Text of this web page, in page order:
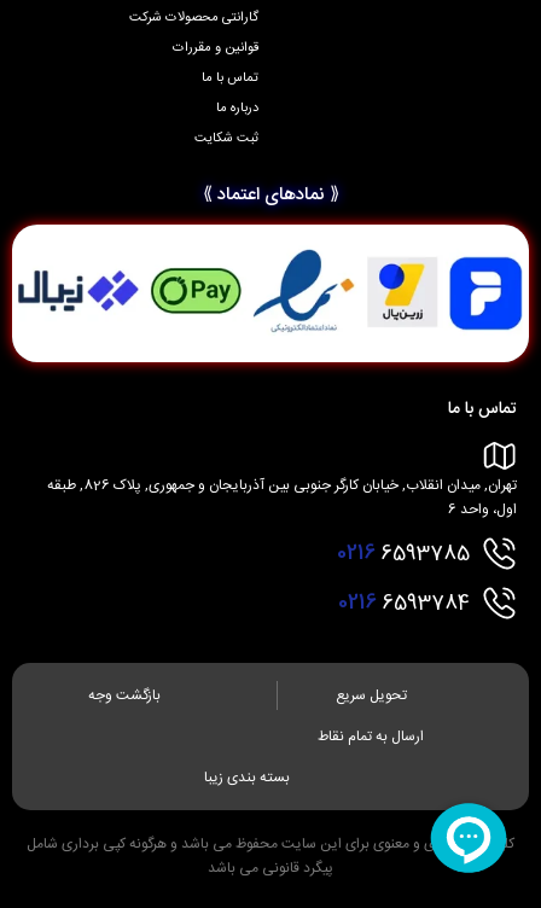
گارانتی محصولات شرکت
قوانین و مقررات
تماس با ما
درباره ما
ثبت شکایت
⟪ نمادهای اعتماد ⟫
تماس با ما
تهران, میدان انقلاب, خیابان کارگر جنوبی بین آذربایجان و جمهوری, پلاک 826, طبقه
اول، واحد 6
02166593785
02166593784
تحویل سریع
بازگشت وجه
ارسال به تمام نقاط
بسته بندی زیبا
کلیه حقوق مادی و معنوی برای این سایت محفوظ می باشد و هرگونه کپی برداری شامل
پیگرد قانونی می باشد